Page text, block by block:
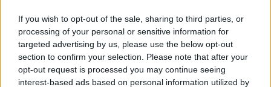
If you wish to opt-out of the sale, sharing to third parties, or
processing of your personal or sensitive information for
targeted advertising by us, please use the below opt-out
section to confirm your selection. Please note that after your
opt-out request is processed you may continue seeing
interest-based ads based on personal information utilized by
2021
23/AGO/21 19:07
Dejaron su huella en el baloncesto europeo, pero ahora
ponen fin a sus carreras.